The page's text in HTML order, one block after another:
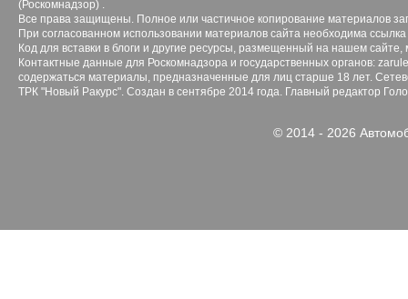
(Роскомнадзор) .
Все права защищены. Полное или частичное копирование материалов
При согласованном использовании материалов сайта необходима ссылка
Код для вставки в блоги и другие ресурсы, размещенный на нашем сайте,
Контактные данные для Роскомнадзора и государственных органов:
содержаться материалы, предназначенные для лиц старше 18 лет.
ТРК "Новый Ракурс". Создан в сентябре 2014 года. Главный редактор
© 2014 - 2026